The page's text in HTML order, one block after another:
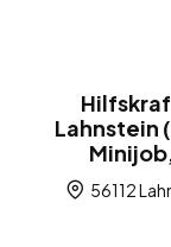
Lahnstein
56112